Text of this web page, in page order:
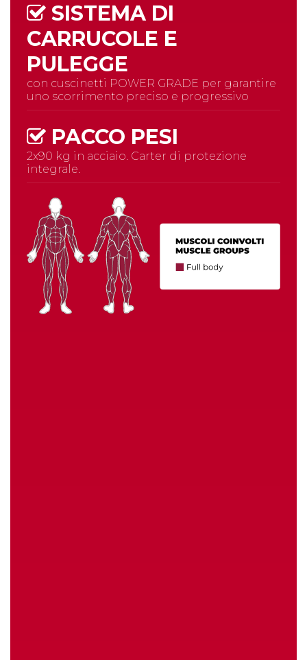
SISTEMA DI
CARRUCOLE E
PULEGGE
con cuscinetti POWER GRADE per garantire
uno scorrimento preciso e progressivo
PACCO PESI
2x90 kg in acciaio. Carter di protezione
integrale.